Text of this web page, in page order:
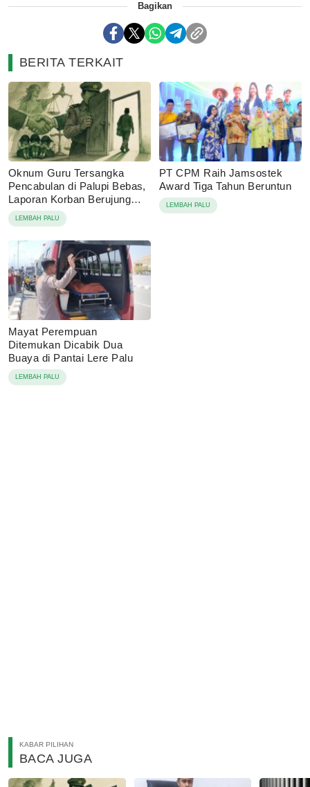
Bagikan
BERITA TERKAIT
Oknum Guru Tersangka
Pencabulan di Palupi Bebas,
Laporan Korban Berujung
Damai
LEMBAH PALU
PT CPM Raih Jamsostek
Award Tiga Tahun Beruntun
LEMBAH PALU
Mayat Perempuan
Ditemukan Dicabik Dua
Buaya di Pantai Lere Palu
LEMBAH PALU
KABAR PILIHAN
BACA JUGA